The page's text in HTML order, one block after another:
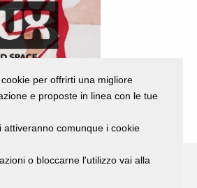
per offrirti una migliore
e proposte in linea con le tue
attiveranno comunque i cookie
o bloccarne l'utilizzo vai alla